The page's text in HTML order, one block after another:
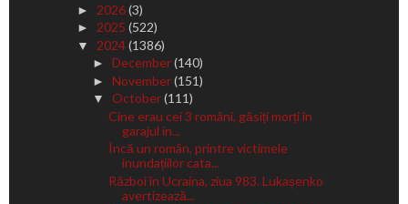
► 2026(3)
► 2025 (522)
▼ 2024(1386)
► December(140)
► November(151)
▼ October(111)
Cine erau cei 3 români, găsiți morți în
garajul in...
Încă un român, printre victimele
inundațiilor cata...
Război în Ucraina, ziua 983. Lukașenko
avertizează...